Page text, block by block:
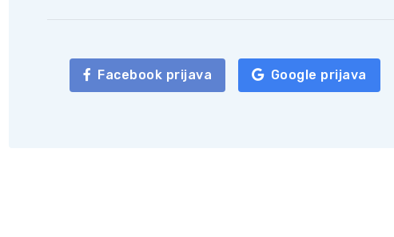
Facebook prijava Google prijava